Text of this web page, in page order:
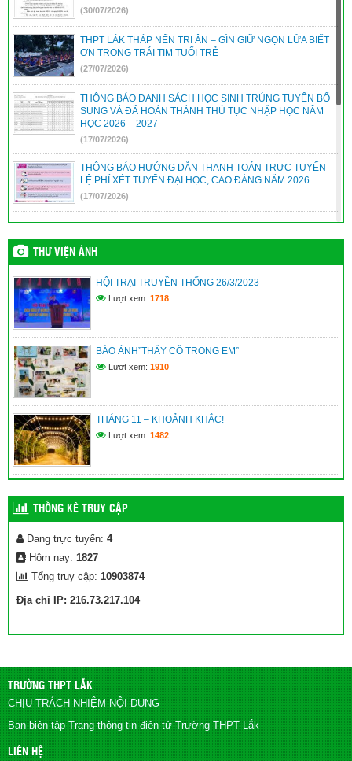
(30/07/2026)
THPT LẮK THẮP NẾN TRI ÂN – GÌN GIỮ NGỌN LỬA BIẾT
ƠN TRONG TRÁI TIM TUỔI TRẺ
(27/07/2026)
THÔNG BÁO DANH SÁCH HỌC SINH TRÚNG TUYỂN BỔ
SUNG VÀ ĐÃ HOÀN THÀNH THỦ TỤC NHẬP HỌC NĂM
HỌC 2026 – 2027
(17/07/2026)
THÔNG BÁO HƯỚNG DẪN THANH TOÁN TRỰC TUYẾN
LỆ PHÍ XÉT TUYỂN ĐẠI HỌC, CAO ĐẲNG NĂM 2026
(17/07/2026)
THÔNG TIN TUYỂN SINH HỌC VIỆN CHÍNH SÁCH VÀ
PHÁT TRIỂN – PHÂN HIỆU THÀNH PHỐ ĐÀ NẴNG NĂM
2026 – MÃ TRƯỜNG: HCD
(12/07/2026)
KẾ HOẠCH TUYỂN SINH BỔ SUNG VÀO LỚP 10 NĂM HỌC
2026 – 2027
(12/07/2026)
Kế hoạch xét thăng hạng chức danh nghề nghiệp viên chức
năm 2026 – Sở GD&ĐT
(09/07/2026)
THƯ VIỆN ẢNH
HỘI TRẠI TRUYỀN THỐNG 26/3/2023
Lượt xem: 1718
BÁO ẢNH”THẦY CÔ TRONG EM”
Lượt xem: 1910
THÁNG 11 – KHOẢNH KHẮC!
Lượt xem: 1482
THỐNG KÊ TRUY CẬP
Đang trực tuyến: 4
Hôm nay: 1827
Tổng truy cập: 10903874
Địa chỉ IP: 216.73.217.104
TRƯỜNG THPT LẮK
CHỊU TRÁCH NHIỆM NỘI DUNG
Ban biên tập Trang thông tin điện tử Trường THPT Lắk
LIÊN HỆ